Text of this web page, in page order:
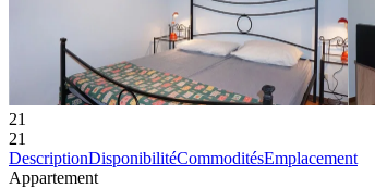
21
21
DescriptionDisponibilitéCommoditésEmplacement
Appartement